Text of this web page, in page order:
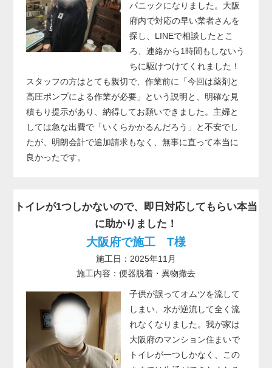
パニックになりました。大阪
府内で対応の早い業者さんを
探し、LINEで相談したとこ
ろ、連絡から1時間もしないう
ちに駆けつけてくれました！
スタッフの方はとても親切で、作業前に「今回は薬剤と
高圧ポンプによる作業が必要」という説明と、明確な見
積もり提示があり、納得してお願いできました。主婦と
しては急な出費で「いくらかかるんだろう」と不安でし
たが、明朗会計で追加請求もなく、無事に直って本当に
良かったです。
トイレが1つしかないので、即日対応してもらい本当
に助かりました！
大阪府で施工 T様
施工日：2025年11月
施工内容：便器脱着・異物撤去
子供が誤ってオムツを流して
しまい、水が逆流して全く流
れなくなりました。我が家は
大阪府のマンション住まいで
トイレが一つしかなく、この